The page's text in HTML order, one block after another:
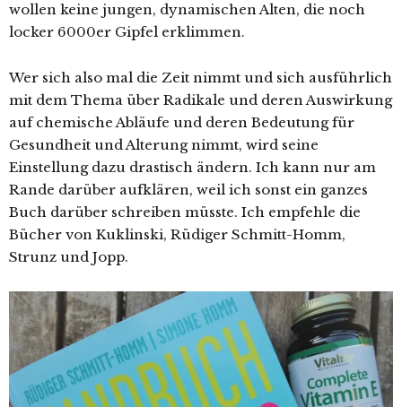
wollen keine jungen, dynamischen Alten, die noch
locker 6000er Gipfel erklimmen.
Wer sich also mal die Zeit nimmt und sich ausführlich
mit dem Thema über Radikale und deren Auswirkung
auf chemische Abläufe und deren Bedeutung für
Gesundheit und Alterung nimmt, wird seine
Einstellung dazu drastisch ändern. Ich kann nur am
Rande darüber aufklären, weil ich sonst ein ganzes
Buch darüber schreiben müsste. Ich empfehle die
Bücher von Kuklinski, Rüdiger Schmitt-Homm,
Strunz und Jopp.